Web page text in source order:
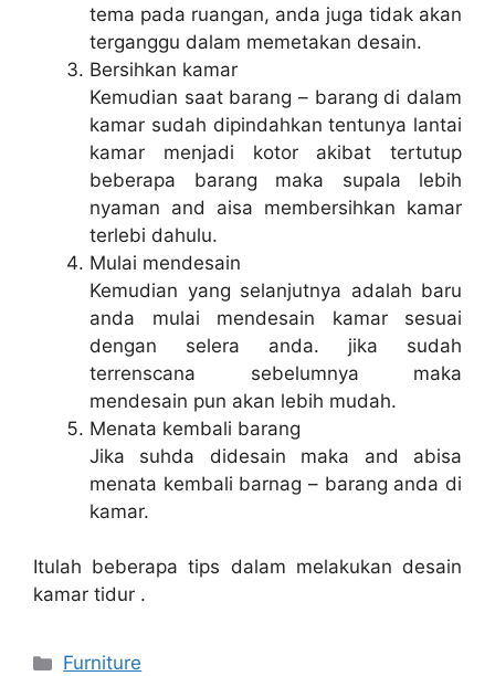
tema pada ruangan, anda juga tidak akan
terganggu dalam memetakan desain.
Bersihkan kamar
Kemudian saat barang – barang di dalam
kamar sudah dipindahkan tentunya lantai
kamar menjadi kotor akibat tertutup
beberapa barang maka supala lebih
nyaman and aisa membersihkan kamar
terlebi dahulu.
Mulai mendesain
Kemudian yang selanjutnya adalah baru
anda mulai mendesain kamar sesuai
dengan selera anda. jika sudah
terrenscana sebelumnya maka
mendesain pun akan lebih mudah.
Menata kembali barang
Jika suhda didesain maka and abisa
menata kembali barnag – barang anda di
kamar.
Itulah beberapa tips dalam melakukan desain
kamar tidur .
Categories
Furniture